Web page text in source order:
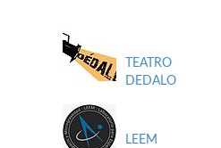
TEATRO
DEDALO
LEEM